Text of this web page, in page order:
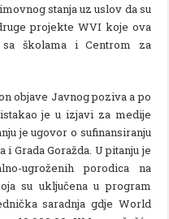
stanja uz uslov da su
projekte WVI koje ova
školama i Centrom za
objave Javnog poziva a po
je u izjavi za medije
je ugovor o sufinansiranju
Grada Goražda. U pitanju je
ugroženih porodica na
su uključena u program
saradnja gdje World